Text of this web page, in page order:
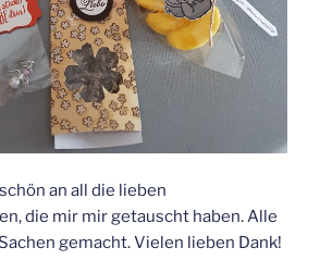
an all die lieben
die mir mir getauscht haben. Alle
gemacht. Vielen lieben Dank!